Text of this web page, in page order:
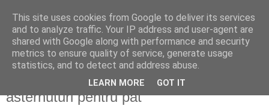
politically correct
luni, 17 septembrie 2018
Toamna trebuie sa cumparam alte
asternuturi pentru pat
This site uses cookies from Google to deliver its services
and to analyze traffic. Your IP address and user-agent are
shared with Google along with performance and security
metrics to ensure quality of service, generate usage
statistics, and to detect and address abuse.
LEARN MORE GOT IT